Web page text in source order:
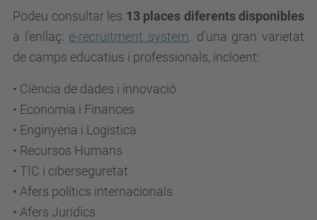
Podeu consultar les 13 places diferents disponibles
a l'enllaç: e-recruitment system . d'una gran varietat
de camps educatius i professionals, incloent:
• Ciència de dades i innovació
• Economia i Finances
• Enginyeria i Logística
• Recursos Humans
• TIC i ciberseguretat
• Afers polítics internacionals
• Afers Jurídics